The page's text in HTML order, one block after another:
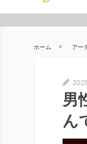
ホーム アー
男
ん